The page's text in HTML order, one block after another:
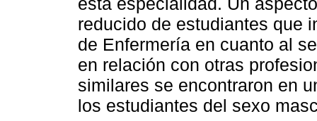
reducido de estudiantes que
de Enfermería en cuanto al
en relación con otras
similares se encontraron en
los estudiantes del sexo